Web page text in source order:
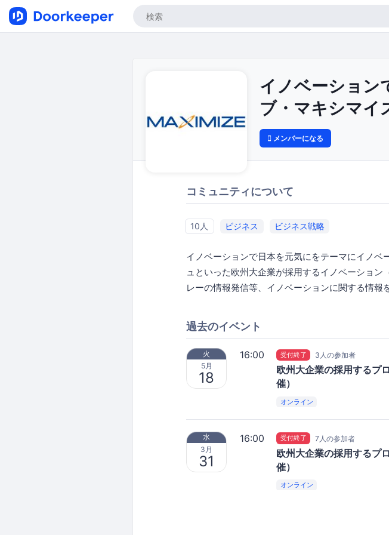
イノベーション
ブ・マキシマイ
メンバーになる
コミュニティについて
10人 ビジネス ビジネス戦略
イノベーションで日本を元気にをテーマにイノ
ュといった欧州大企業が採用するイノベーショ
レーの情報発信等、イノベーションに関する情報
過去のイベント
火
5月
18
16:00 受付終了 3人の参加者
欧州大企業の採用するプ
催）
オンライン
水
3月
31
16:00 受付終了 7人の参加者
欧州大企業の採用するプ
催）
オンライン